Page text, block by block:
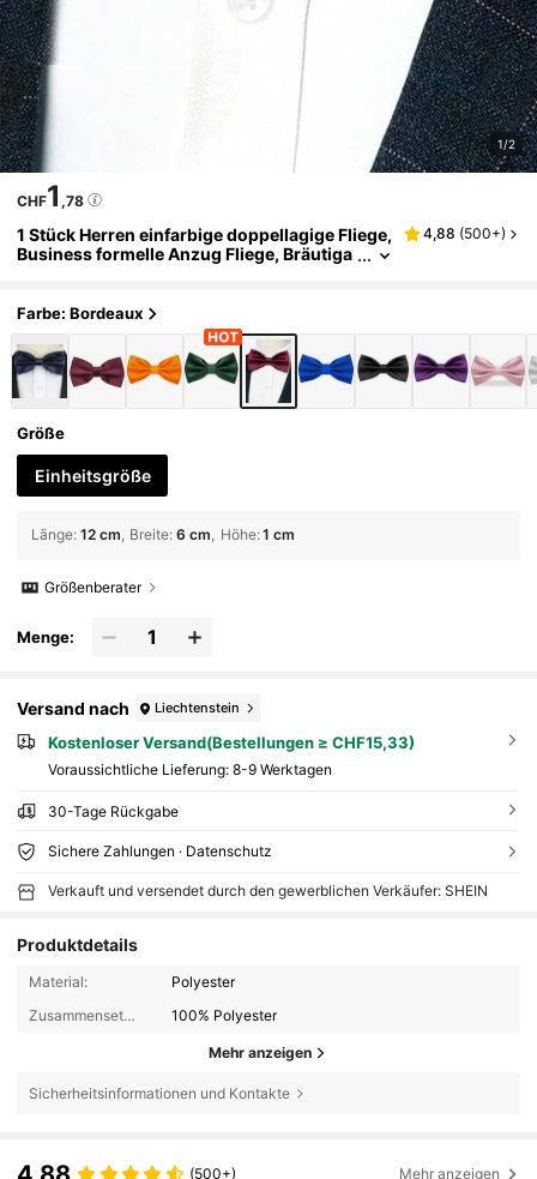
1/2
CHF1 ,78
1 Stück Herren einfarbige doppellagige Fliege,
Business formelle Anzug Fliege, Bräutiga
4,88 (500+)
Farbe: Bordeaux
Größe
Einheitsgröße
Länge: 12 cm Breite: 6 cm Höhe:1 cm
Größenberater
Menge:
Versand nach Liechtenstein
Kostenloser Versand(Bestellungen ≥ CHF15,33)
Voraussichtliche Lieferung: 8-9 Werktagen
30-Tage Rückgabe
Sichere Zahlungen · Datenschutz
Verkauft und versendet durch den gewerblichen Verkäufer: SHEIN
Produktdetails
Material:
Polyester
Zusammensetzung:
100% Polyester
Mehr anzeigen
Sicherheitsinformationen und Kontakte
(500+) Mehr anzeigen